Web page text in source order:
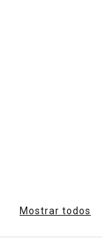
Mostrar todos